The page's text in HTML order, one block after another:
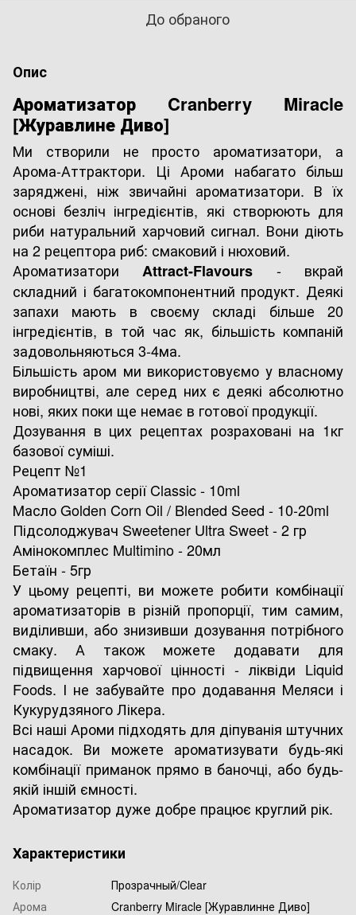
До обраного
Опис
Ароматизатор Cranberry Miracle
[Журавлине Диво]
Ми створили не просто ароматизатори, а
Арома-Аттрактори. Ці Ароми набагато більш
заряджені, ніж звичайні ароматизатори. В їх
основі безліч інгредієнтів, які створюють для
риби натуральний харчовий сигнал. Вони діють
на 2 рецептора риб: смаковий і нюховий.
Ароматизатори Attract-Flavours - вкрай
складний і багатокомпонентний продукт. Деякі
запахи мають в своєму складі більше 20
інгредієнтів, в той час як, більшість компаній
задовольняються 3-4ма.
Більшість аром ми використовуємо у власному
виробництві, але серед них є деякі абсолютно
нові, яких поки ще немає в готової продукції.
Дозування в цих рецептах розраховані на 1кг
базової суміші.
Рецепт №1
Ароматизатор серії Classic - 10ml
Масло Golden Corn Oil / Blended Seed - 10-20ml
Підсолоджувач Sweetener Ultra Sweet - 2 гр
Амінокомплес Multimino - 20мл
Бетаїн - 5гр
У цьому рецепті, ви можете робити комбінації
ароматизаторів в різній пропорції, тим самим,
виділивши, або знизивши дозування потрібного
смаку. А також можете додавати для
підвищення харчової цінності - ліквіди Liquid
Foods. І не забувайте про додавання Меляси і
Кукурудзяного Лікера.
Всі наші Ароми підходять для діпуванія штучних
насадок. Ви можете ароматизувати будь-які
комбінації приманок прямо в баночці, або будь-
якій іншій ємності.
Ароматизатор дуже добре працює круглий рік.
Характеристики
Колір
Прозрачный/Clear
Арома
Cranberry Miracle [Журавлинне Диво]